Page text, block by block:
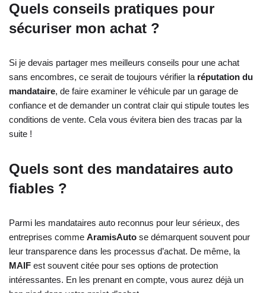
Quels conseils pratiques pour
sécuriser mon achat ?
Si je devais partager mes meilleurs conseils pour une achat
sans encombres, ce serait de toujours vérifier la réputation du
mandataire, de faire examiner le véhicule par un garage de
confiance et de demander un contrat clair qui stipule toutes les
conditions de vente. Cela vous évitera bien des tracas par la
suite !
Quels sont des mandataires auto
fiables ?
Parmi les mandataires auto reconnus pour leur sérieux, des
entreprises comme AramisAuto se démarquent souvent pour
leur transparence dans les processus d’achat. De même, la
MAIF est souvent citée pour ses options de protection
intéressantes. En les prenant en compte, vous aurez déjà un